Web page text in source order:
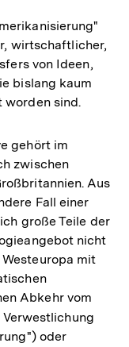
wirtschaftlicher,
von Ideen,
bislang kaum
sind.
gehört im
zwischen
Aus
Fall einer
große Teile der
nicht
Westeuropa mit
Abkehr vom
Verwestlichung
oder